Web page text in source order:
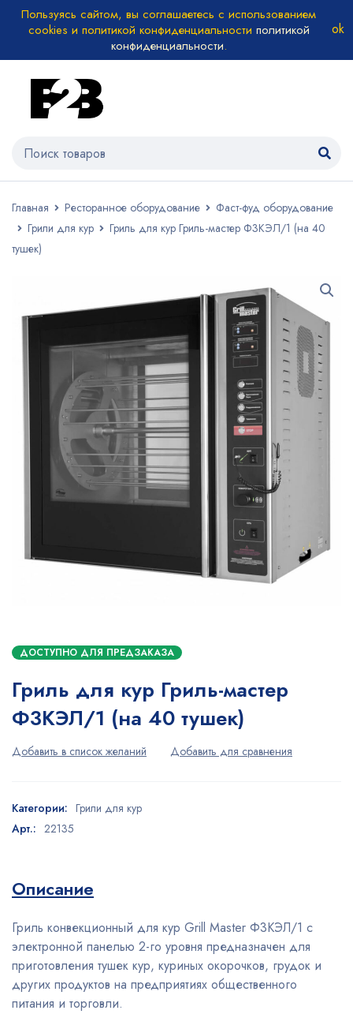
Пользуясь сайтом, вы соглашаетесь с использованием
cookies и политикой конфиденциальности политикой
конфиденциальности.
Главная Ресторанное оборудование
Фаст-фуд оборудование
Грили для кур
Гриль для кур Гриль-мастер Ф3КЭЛ/1 (на 40
тушек)
ДОСТУПНО ДЛЯ ПРЕДЗАКАЗА
Гриль для кур Гриль-мастер
Ф3КЭЛ/1 (на 40 тушек)
Категории: Грили для кур
Арт.: 22135
Описание
Гриль конвекционный для кур Grill Master Ф3КЭЛ/1 с
электронной панелью 2-го уровня предназначен для
приготовления тушек кур, куриных окорочков, грудок и
других продуктов на предприятиях общественного
питания и торговли.